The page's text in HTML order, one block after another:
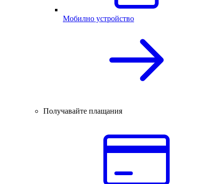
Мобилно устройство
Получавайте плащания